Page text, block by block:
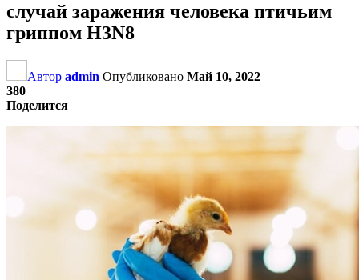
случай заражения человека птичьим
гриппом H3N8
Автор admin Опубликовано Май 10, 2022
380
Поделится